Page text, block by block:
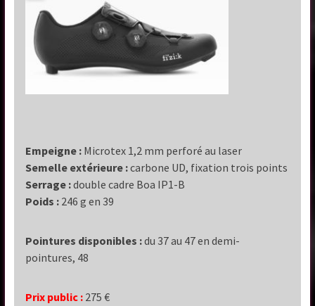
Empeigne : Microtex 1,2 mm perforé au laser
Semelle extérieure :carbone UD, fixation trois points
Serrage :double cadre Boa IP1-B
Poids : 246 g en 39
Pointures disponibles :du 37 au 47 en demi-
pointures, 48
Prix public : 275 €